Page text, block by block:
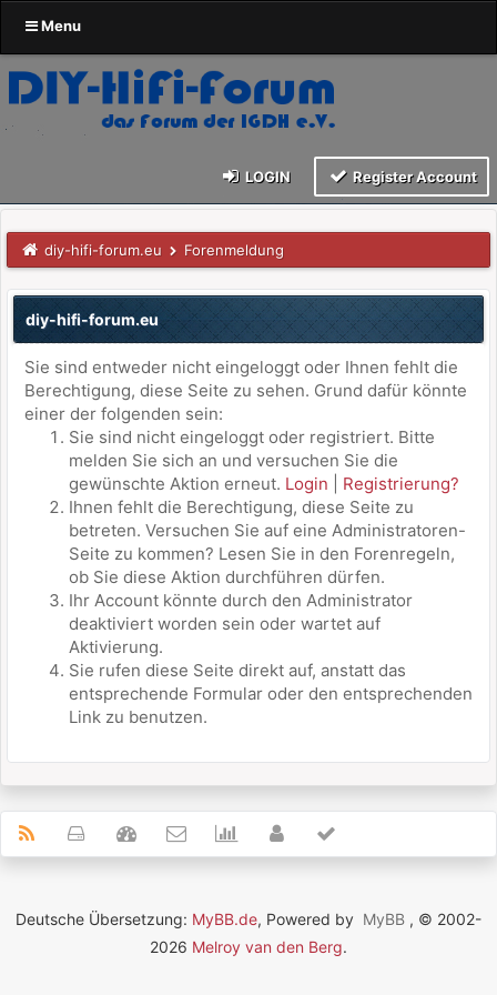
Menu
LOGIN Register Account
diy-hifi-forum.eu Forenmeldung
diy-hifi-forum.eu
Sie sind entweder nicht eingeloggt oder Ihnen fehlt die
Berechtigung, diese Seite zu sehen. Grund dafür könnte
einer der folgenden sein:
Sie sind nicht eingeloggt oder registriert. Bitte
melden Sie sich an und versuchen Sie die
gewünschte Aktion erneut. Login
Registrierung?
Ihnen fehlt die Berechtigung, diese Seite zu
betreten. Versuchen Sie auf eine Administratoren-
Seite zu kommen? Lesen Sie in den Forenregeln,
ob Sie diese Aktion durchführen dürfen.
Ihr Account könnte durch den Administrator
deaktiviert worden sein oder wartet auf
Aktivierung.
Sie rufen diese Seite direkt auf, anstatt das
entsprechende Formular oder den entsprechenden
Link zu benutzen.
Deutsche Übersetzung: MyBB.de, Powered by MyBB , © 2002-
2026 Melroy van den Berg.